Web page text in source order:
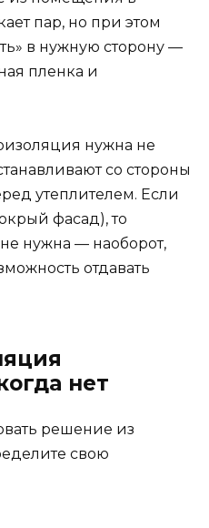
пар, но при этом
в нужную сторону —
пленка и
нужна не
со стороны
утеплителем. Если
фасад), то
нужна — наоборот,
отдавать
нет
решение из
свою